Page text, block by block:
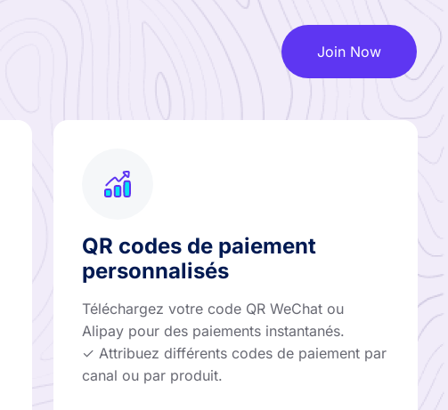
Join Now
QR codes de paiement
personnalisés
Téléchargez votre code QR WeChat ou
Alipay pour des paiements instantanés.
✓ Attribuez différents codes de paiement par
canal ou par produit.